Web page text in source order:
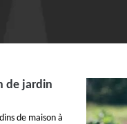
de jardin
de maison à